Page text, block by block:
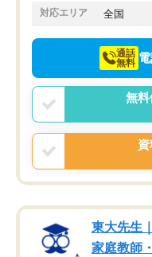
でお願いしました。来
対応エリア 全国
通話
無料
無
東大先生
家庭教師